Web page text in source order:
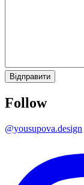
Follow
@yousupova.design